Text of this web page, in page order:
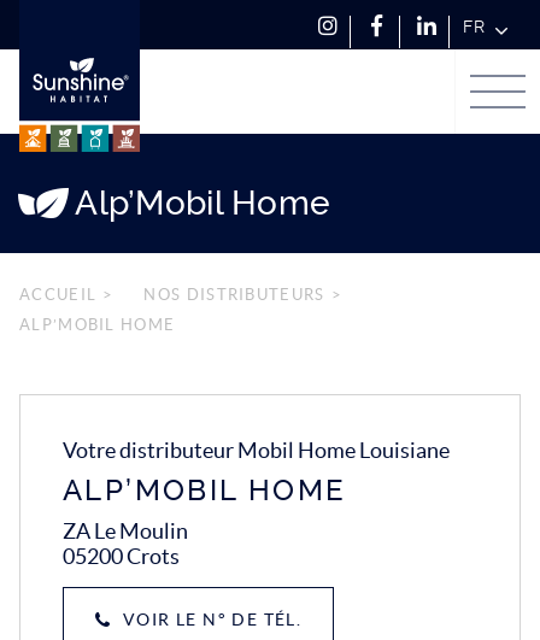
nous sur
LinkedIn
FR
Passer
au
Menu
principal
Alp’Mobil Home
ACCUEIL > NOS DISTRIBUTEURS >
ALP’MOBIL HOME
Votre distributeur Mobil Home Louisiane
ALP’MOBIL HOME
ZA Le Moulin
05200 Crots
VOIR LE N° DE TÉL.